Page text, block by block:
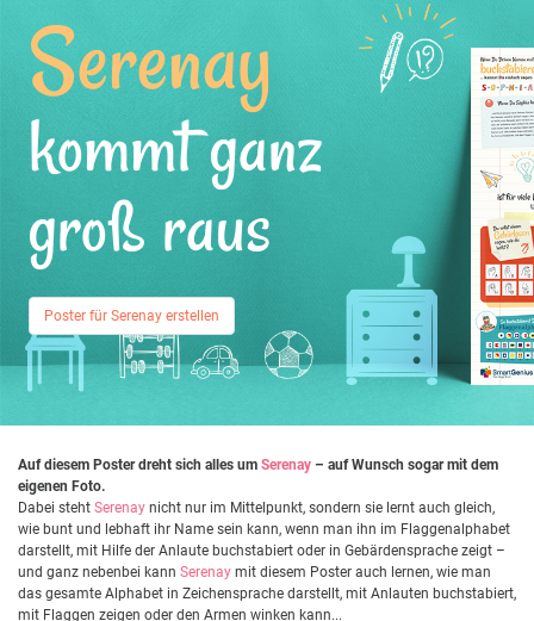
Serenay
kommt ganz
groß raus
Poster für Serenay erstellen
Auf diesem Poster dreht sich alles um Serenay – auf Wunsch sogar mit dem
eigenen Foto.
Dabei steht Serenay nicht nur im Mittelpunkt, sondern sie lernt auch gleich,
wie bunt und lebhaft ihr Name sein kann, wenn man ihn im Flaggenalphabet
darstellt, mit Hilfe der Anlaute buchstabiert oder in Gebärdensprache zeigt –
und ganz nebenbei kann Serenay mit diesem Poster auch lernen, wie man
das gesamte Alphabet in Zeichensprache darstellt, mit Anlauten buchstabiert,
mit Flaggen zeigen oder den Armen winken kann...